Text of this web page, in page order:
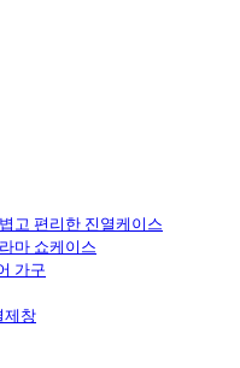
고 편리한 진열케이스
마 쇼케이스
가구
제창